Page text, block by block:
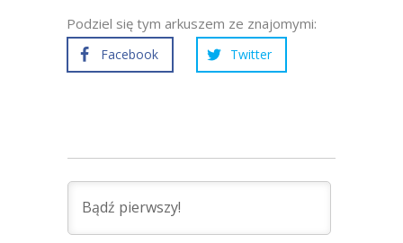
Podziel się tym arkuszem ze znajomymi:
Facebook Twitter